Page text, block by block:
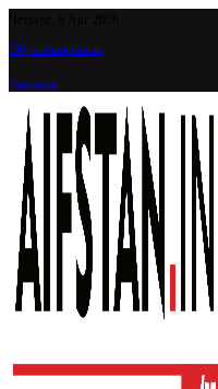
Обратная связь
Реклама